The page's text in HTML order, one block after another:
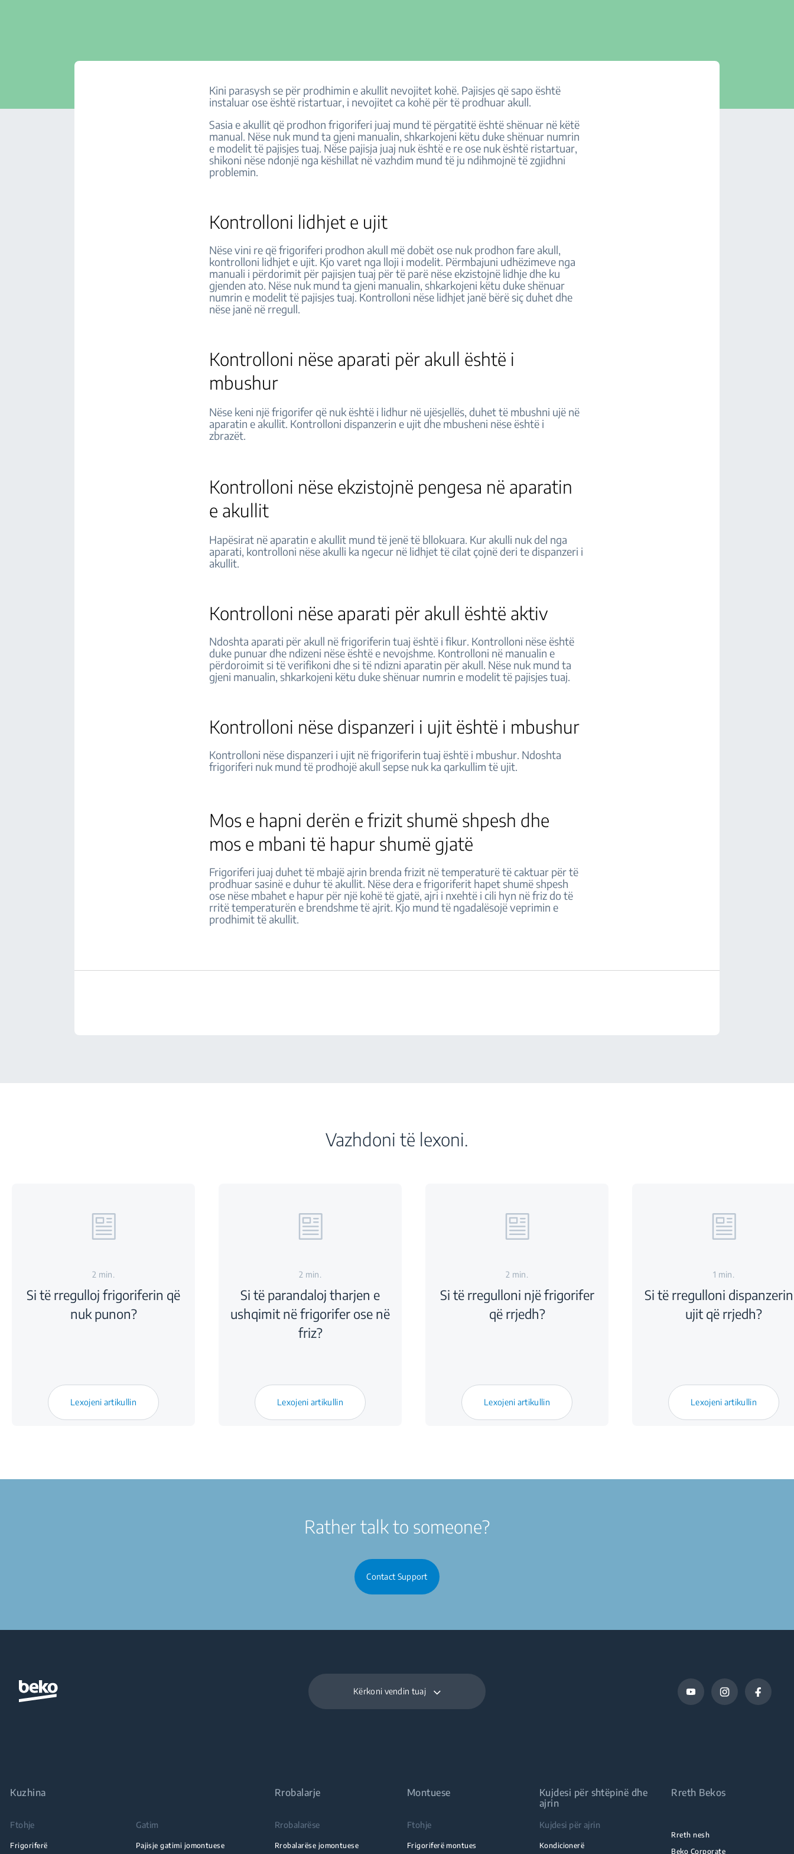
Kini parasysh se për prodhimin e akullit nevojitet kohë. Pajisjes që sapo është
instaluar ose është ristartuar, i nevojitet ca kohë për të prodhuar akull.
Sasia e akullit që prodhon frigoriferi juaj mund të përgatitë është shënuar në këtë
manual. Nëse nuk mund ta gjeni manualin, shkarkojeni këtu duke shënuar numrin
e modelit të pajisjes tuaj. Nëse pajisja juaj nuk është e re ose nuk është ristartuar,
shikoni nëse ndonjë nga këshillat në vazhdim mund të ju ndihmojnë të zgjidhni
problemin.
Kontrolloni lidhjet e ujit
Nëse vini re që frigoriferi prodhon akull më dobët ose nuk prodhon fare akull,
kontrolloni lidhjet e ujit. Kjo varet nga lloji i modelit. Përmbajuni udhëzimeve nga
manuali i përdorimit për pajisjen tuaj për të parë nëse ekzistojnë lidhje dhe ku
gjenden ato. Nëse nuk mund ta gjeni manualin, shkarkojeni këtu duke shënuar
numrin e modelit të pajisjes tuaj. Kontrolloni nëse lidhjet janë bërë siç duhet dhe
nëse janë në rregull.
Kontrolloni nëse aparati për akull është i
mbushur
Nëse keni një frigorifer që nuk është i lidhur në ujësjellës, duhet të mbushni ujë në
aparatin e akullit. Kontrolloni dispanzerin e ujit dhe mbusheni nëse është i
zbrazët.
Kontrolloni nëse ekzistojnë pengesa në aparatin
e akullit
Hapësirat në aparatin e akullit mund të jenë të bllokuara. Kur akulli nuk del nga
aparati, kontrolloni nëse akulli ka ngecur në lidhjet të cilat çojnë deri te dispanzeri i
akullit.
Kontrolloni nëse aparati për akull është aktiv
Ndoshta aparati për akull në frigoriferin tuaj është i fikur. Kontrolloni nëse është
duke punuar dhe ndizeni nëse është e nevojshme. Kontrolloni në manualin e
përdoroimit si të verifikoni dhe si të ndizni aparatin për akull. Nëse nuk mund ta
gjeni manualin, shkarkojeni këtu duke shënuar numrin e modelit të pajisjes tuaj.
Kontrolloni nëse dispanzeri i ujit është i mbushur
Kontrolloni nëse dispanzeri i ujit në frigoriferin tuaj është i mbushur. Ndoshta
frigoriferi nuk mund të prodhojë akull sepse nuk ka qarkullim të ujit.
Mos e hapni derën e frizit shumë shpesh dhe
mos e mbani të hapur shumë gjatë
Frigoriferi juaj duhet të mbajë ajrin brenda frizit në temperaturë të caktuar për të
prodhuar sasinë e duhur të akullit. Nëse dera e frigoriferit hapet shumë shpesh
ose nëse mbahet e hapur për një kohë të gjatë, ajri i nxehtë i cili hyn në friz do të
rritë temperaturën e brendshme të ajrit. Kjo mund të ngadalësojë veprimin e
prodhimit të akullit.
Vazhdoni të lexoni.
2 min.
Si të rregulloj frigoriferin që
nuk punon?
Lexojeni artikullin
2 min.
Si të parandaloj tharjen e
ushqimit në frigorifer ose në
friz?
Lexojeni artikullin
2 min.
Si të rregulloni një frigorifer
që rrjedh?
Lexojeni artikullin
1 min.
Si të rregulloni
ujit që rrjedh?
Lexojeni artikullin
Rather talk to someone?
Contact Support
Kërkoni vendin tuaj
Kuzhina
Ftohje
Frigoriferë
Gatim
Pajisje gatimi jomontuese
Rrobalarje
Rrobalarëse
Rrobalarëse jomontuese
Montuese
Ftohje
Frigoriferë montues
Kujdesi për shtëpinë dhe
ajrin
Kujdesi për ajrin
Kondicionerë
Rreth Bekos
Rreth nesh
Beko Corporate